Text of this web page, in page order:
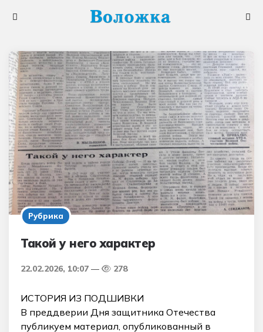
Рубрика
Такой у него характер
22.02.2026, 10:07 278
ИСТОРИЯ ИЗ ПОДШИВКИ
В преддверии Дня защитника Отечества
публикуем материал, опубликованный в